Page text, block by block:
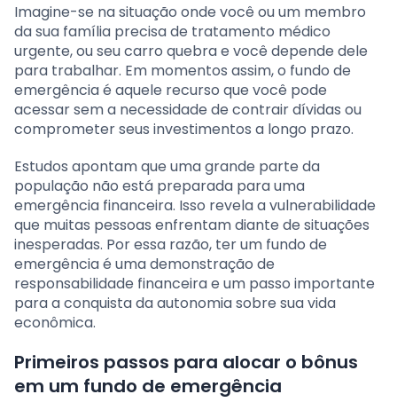
Imagine-se na situação onde você ou um membro
da sua família precisa de tratamento médico
urgente, ou seu carro quebra e você depende dele
para trabalhar. Em momentos assim, o fundo de
emergência é aquele recurso que você pode
acessar sem a necessidade de contrair dívidas ou
comprometer seus investimentos a longo prazo.
Estudos apontam que uma grande parte da
população não está preparada para uma
emergência financeira. Isso revela a vulnerabilidade
que muitas pessoas enfrentam diante de situações
inesperadas. Por essa razão, ter um fundo de
emergência é uma demonstração de
responsabilidade financeira e um passo importante
para a conquista da autonomia sobre sua vida
econômica.
Primeiros passos para alocar o bônus
em um fundo de emergência